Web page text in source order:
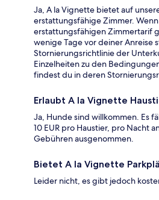
Ja, A la Vignette bietet auf
erstattungsfähige Zimmer.
erstattungsfähigen Zimmertarif
wenige Tage vor deiner Anreise
Stornierungsrichtlinie der
Einzelheiten zu den
findest du in deren
Erlaubt A la Vignette
Ja, Hunde sind willkommen. Es
10 EUR pro Haustier, pro Nacht
Gebühren ausgenommen.
Bietet A la Vignette
Leider nicht, es gibt jedoch